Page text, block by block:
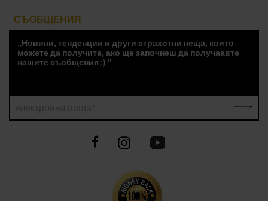
СЪОБЩЕНИЯ
„Новини, тенденции и други страхотни неща, които
можете да получите, ако ще започнеш да получаавте
нашите съобщения :) "